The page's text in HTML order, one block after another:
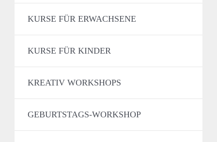
KURSE FÜR ERWACHSENE
KURSE FÜR KINDER
KREATIV WORKSHOPS
GEBURTSTAGS-WORKSHOP